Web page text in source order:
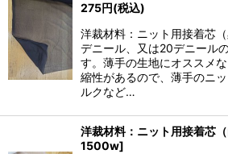
275円(税込)
洋裁材料：ニット用接着芯
デニール、又は20デニール
す。薄手の生地にオススメ
縮性があるので、薄手のニ
ルクなど…
洋裁材料：ニット用接着芯
1500w]